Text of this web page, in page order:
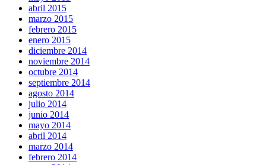
abril 2015
marzo 2015
febrero 2015
enero 2015
diciembre 2014
noviembre 2014
octubre 2014
septiembre 2014
agosto 2014
julio 2014
junio 2014
mayo 2014
abril 2014
marzo 2014
febrero 2014